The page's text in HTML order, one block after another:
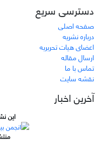
دسترسی سریع
صفحه اصلی
درباره نشریه
اعضای هیات تحریریه
ارسال مقاله
تماس با ما
نقشه سایت
آخرین اخبار
این